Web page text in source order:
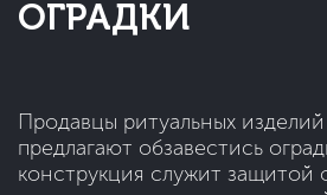
ОГРАДКИ
Продавцы ритуальных изделий
предлагают обзавестись
конструкция служит защитой